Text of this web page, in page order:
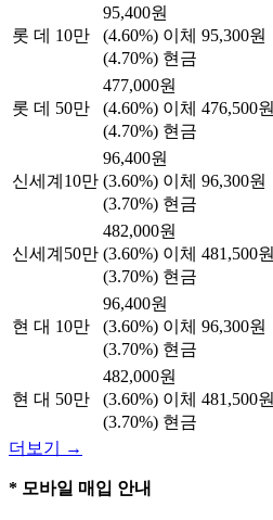
롯 데 10만
95,400원
(4.60%) 이체 95,300원
(4.70%) 현금
롯 데 50만
477,000원
(4.60%) 이체 476,500원
(4.70%) 현금
신세계10만
96,400원
(3.60%) 이체 96,300원
(3.70%) 현금
신세계50만
482,000원
(3.60%) 이체 481,500원
(3.70%) 현금
현 대 10만
96,400원
(3.60%) 이체 96,300원
(3.70%) 현금
현 대 50만
482,000원
(3.60%) 이체 481,500원
(3.70%) 현금
더보기 →
* 모바일 매입 안내